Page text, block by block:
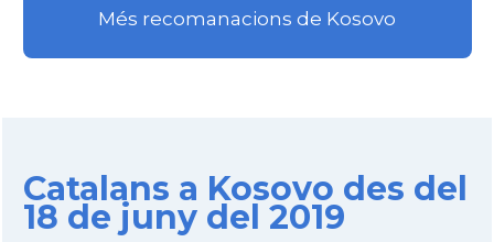
Més recomanacions de Kosovo
Catalans a Kosovo des del
18 de juny del 2019